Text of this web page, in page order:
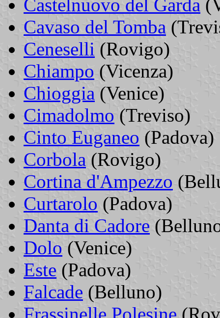
Castelnuovo del Garda
Cavaso del Tomba
Ceneselli (Rovigo)
Chiampo (Vicenza)
Chioggia (Venice)
Cimadolmo (Treviso)
Cinto Euganeo (Padova)
Corbola (Rovigo)
Cortina d'Ampezzo
Curtarolo (Padova)
Danta di Cadore
Dolo (Venice)
Este (Padova)
Falcade (Belluno)
Frassinelle Polesine